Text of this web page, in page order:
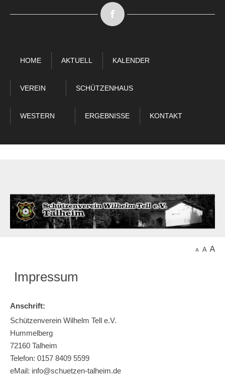
HOME AKTUELL KALENDER
VEREIN SCHÜTZENHAUS
WESTERN ERGEBNISSE KONTAKT
Impressum
Anschrift:
Schützenverein Wilhelm Tell e.V.
Hummelberg
72160 Talheim
Telefon: 0157 8409 5599
eMail: info@schuetzen-talheim.de